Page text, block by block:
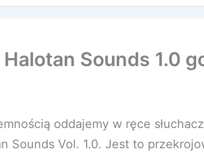
Halotan Sounds 1.0
oddajemy w ręce
Sounds Vol. 1.0. Jest to